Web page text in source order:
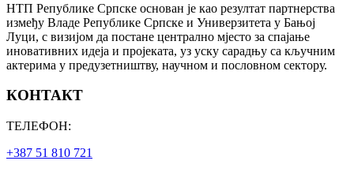
НТП Републике Српске основан је као резултат партнерства
између Владе Републике Српске и Универзитета у Бањој
Луци, с визијом да постане централно мјесто за спајање
иновативних идеја и пројеката, уз уску сарадњу са кључним
актерима у предузетништву, научном и пословном сектору.
КОНТАКТ
ТЕЛЕФОН:
+387 51 810 721